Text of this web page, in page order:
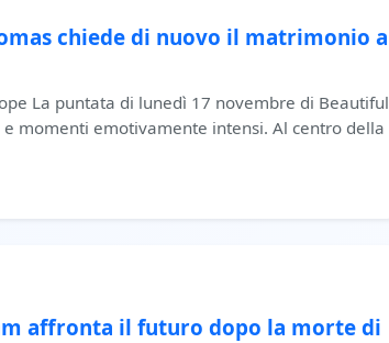
chiede di nuovo il matrimonio a
La puntata di lunedì 17 novembre di Beautiful
momenti emotivamente intensi. Al centro della
affronta il futuro dopo la morte di